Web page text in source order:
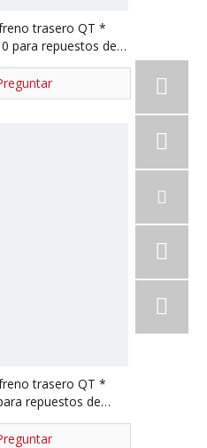
trasero QT *
para repuestos de
trasero QT *
repuestos de
QT * QT300S1-